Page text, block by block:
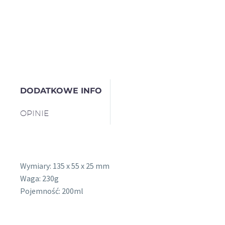
DODATKOWE INFO
OPINIE
Wymiary: 135 x 55 x 25 mm
Waga: 230g
Pojemność: 200ml